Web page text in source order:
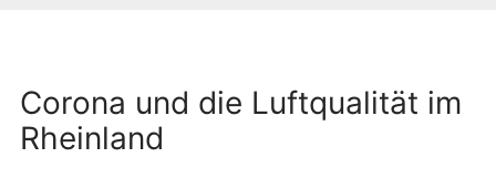
Corona und die Luftqualität im
Rheinland